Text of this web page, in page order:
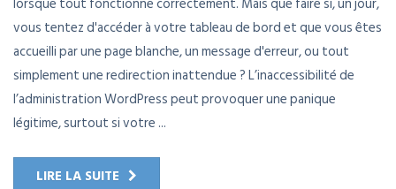
vous tentez d'accéder à votre tableau de bord et que vous êtes
accueilli par une page blanche, un message d'erreur, ou tout
simplement une redirection inattendue ? L’inaccessibilité de
l’administration WordPress peut provoquer une panique
légitime, surtout si votre ...
LIRE LA SUITE